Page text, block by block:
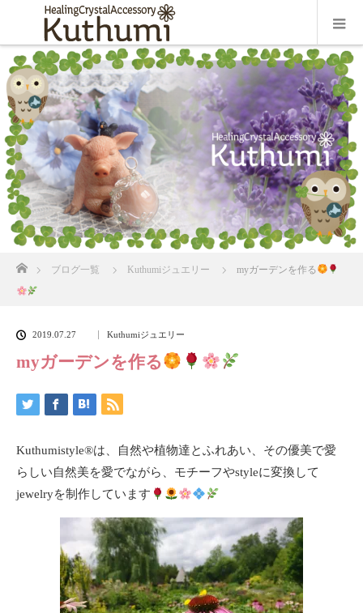
ブログ一覧 Kuthumiジュエリー myガーデンを作る
2019.07.27 Kuthumiジュエリー
myガーデンを作る
Kuthumistyle®️は、自然や植物達とふれあい、その優美で愛
らしい自然美を愛でながら、モチーフやstyleに変換して
jewelryを制作しています